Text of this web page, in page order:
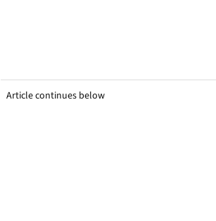
Article continues below